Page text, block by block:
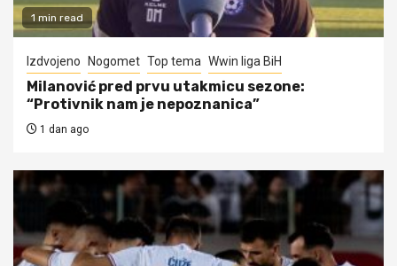
1 min read
Izdvojeno Nogomet Top tema Wwin liga BiH
Milanović pred prvu utakmicu sezone:
“Protivnik nam je nepoznanica”
1 dan ago